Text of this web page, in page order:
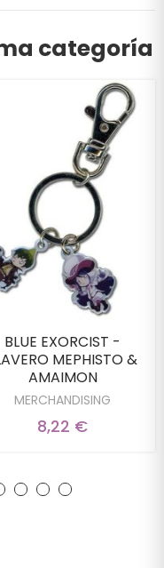
categoría
BLUE EXORCIST -
MEPHISTO &
AMAIMON
MERCHANDISING
8,22 €